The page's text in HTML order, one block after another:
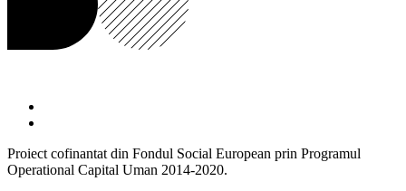
Proiect cofinantat din Fondul Social European prin Programul
Operational Capital Uman 2014-2020.